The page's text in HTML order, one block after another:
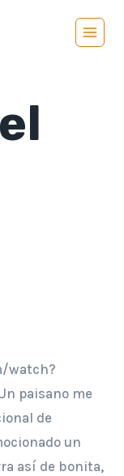
watch?
paisano me
de
un
así de bonita,